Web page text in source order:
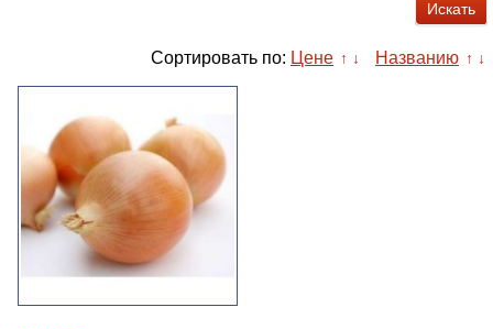
Сортировать по: Цене ↑ ↓ Названию ↑ ↓